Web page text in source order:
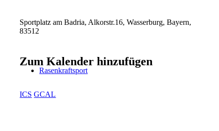
Rasenkraftsport
Sportplatz am Badria, Alkorstr.16, Wasserburg, Bayern,
83512
Zum Kalender hinzufügen
ICS GCAL